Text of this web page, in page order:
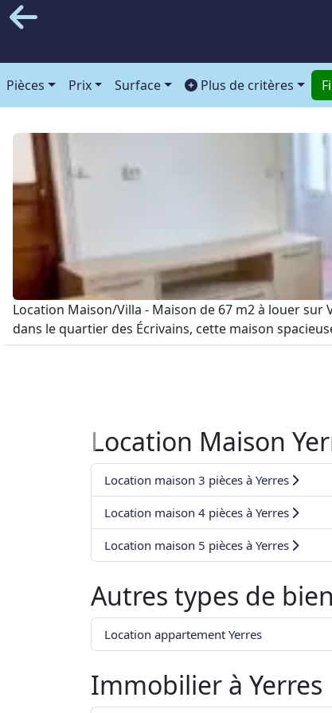
Pièces Prix Surface Plus de critères
Location Maison/Villa - Maison de 67 m2 à louer sur
dans le quartier des Écrivains, cette maison
Location Maison
Location maison 3 pièces à Yerres
Location maison 4 pièces à Yerres
Location maison 5 pièces à Yerres
Autres types de
Location appartement Yerres
Immobilier à Yerres